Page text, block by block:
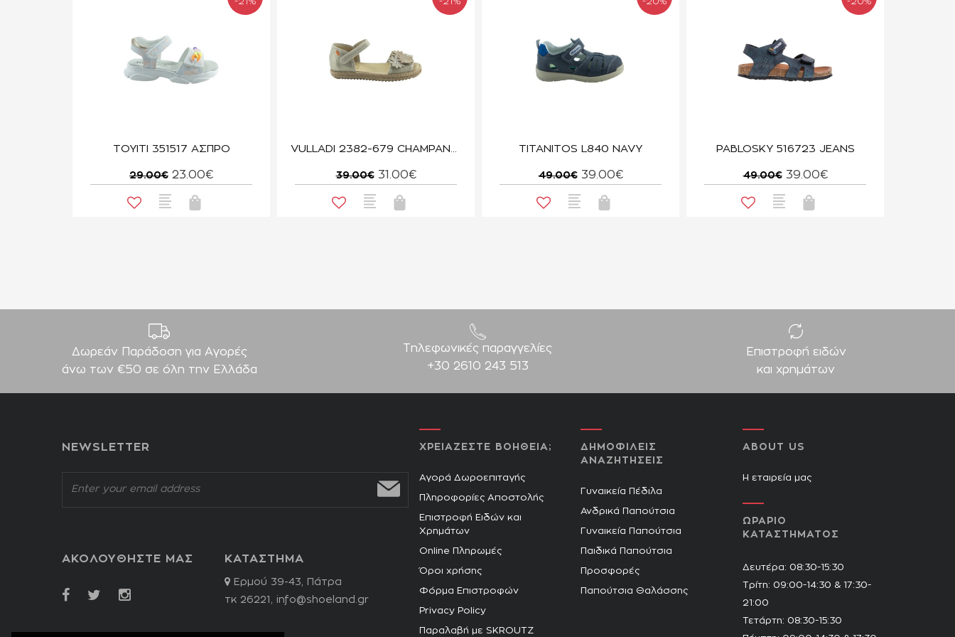
TOYITI 351517 ΑΣΠΡΟ
29.00€ 23.00€ 39.00€ 31.00€
TITANITOS L840 NAVY
49.00€ 39.00€
PABLOSKY 516723 JEANS
49.00€ 39.00€
Δωρεάν Παράδοση για Aγορές
άνω των €50 σε όλη την Ελλάδα
Τηλεφωνικές παραγγελίες
+30 2610 243 513
Επιστροφή ειδών
και χρημάτων
NEWSLETTER
ΑΚΟΛΟΥΘΗΣΤΕ ΜΑΣ ΚΑΤΑΣΤΗΜΑ
Ερμού 39-43, Πάτρα
τκ 26221, info@shoeland.gr
ΧΡΕΙΑΖΕΣΤΕ ΒΟΗΘΕΙΑ;
Αγορά Δωροεπιταγής
Πληροφορίες Αποστολής
Επιστροφή Ειδών και
Χρημάτων
Online Πληρωμές
Όροι χρήσης
Φόρμα Επιστροφών
Privacy Policy
Παραλαβή με SKROUTZ
ΔΗΜΟΦΙΛΕΙΣ
ΑΝΑΖΗΤΗΣΕΙΣ
Γυναικεία Πέδιλα
Ανδρικά Παπούτσια
Γυναικεία Παπούτσια
Παιδικά Παπούτσια
Προσφορές
Παπούτσια Θαλάσσης
ABOUT US
Η εταιρεία μας
ΩΡΑΡΙΟ
ΚΑΤΑΣΤΗΜΑΤΟΣ
Δευτέρα: 08:30-15:30
Τρίτη: 09:00-14:30 & 17:30-
21:00
Τετάρτη: 08:30-15:30